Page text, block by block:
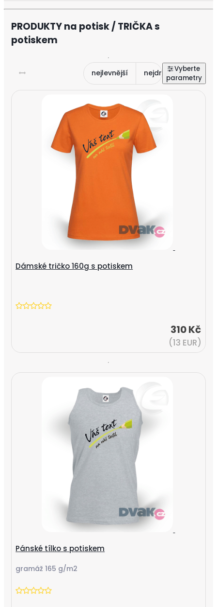
PRODUKTY na potisk / TRIČKA s
potiskem
nejlevnější nejdražší
Dámské tričko 160g s potiskem
310 Kč
(13 EUR)
Pánské tílko s potiskem
gramáž 165 g/m2